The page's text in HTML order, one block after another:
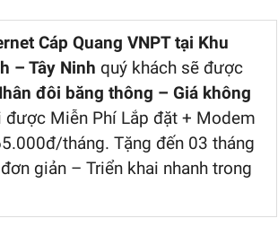
Cáp Quang VNPT tại Khu
– Tây Ninh quý khách sẽ được
đôi băng thông – Giá không
được Miễn Phí Lắp đặt + Modem
tháng. Tặng đến 03 tháng
giản – Triển khai nhanh trong